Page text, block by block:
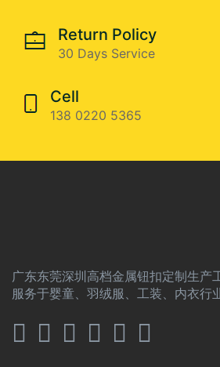
Return Policy
30 Days Service
Cell
138 0220 5365
广东东莞深圳高档金属钮扣定制生产
服务于婴童、羽绒服、工装、内衣行